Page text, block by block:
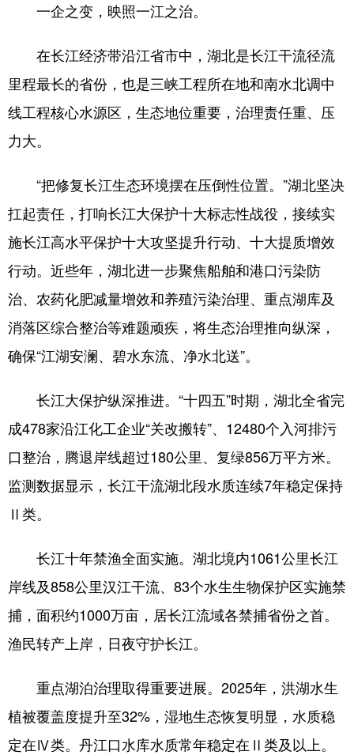
一企之变，映照一江之治。
在长江经济带沿江省市中，湖北是长江干流径流
里程最长的省份，也是三峡工程所在地和南水北调中
线工程核心水源区，生态地位重要，治理责任重、压
力大。
“把修复长江生态环境摆在压倒性位置。”湖北坚决
扛起责任，打响长江大保护十大标志性战役，接续实
施长江高水平保护十大攻坚提升行动、十大提质增效
行动。近些年，湖北进一步聚焦船舶和港口污染防
治、农药化肥减量增效和养殖污染治理、重点湖库及
消落区综合整治等难题顽疾，将生态治理推向纵深，
确保“江湖安澜、碧水东流、净水北送”。
长江大保护纵深推进。“十四五”时期，湖北全省完
成478家沿江化工企业“关改搬转”、12480个入河排污
口整治，腾退岸线超过180公里、复绿856万平方米。
监测数据显示，长江干流湖北段水质连续7年稳定保持
Ⅱ类。
长江十年禁渔全面实施。湖北境内1061公里长江
岸线及858公里汉江干流、83个水生生物保护区实施禁
捕，面积约1000万亩，居长江流域各禁捕省份之首。
渔民转产上岸，日夜守护长江。
重点湖泊治理取得重要进展。2025年，洪湖水生
植被覆盖度提升至32%，湿地生态恢复明显，水质稳
定在Ⅳ类。丹江口水库水质常年稳定在Ⅱ类及以上。